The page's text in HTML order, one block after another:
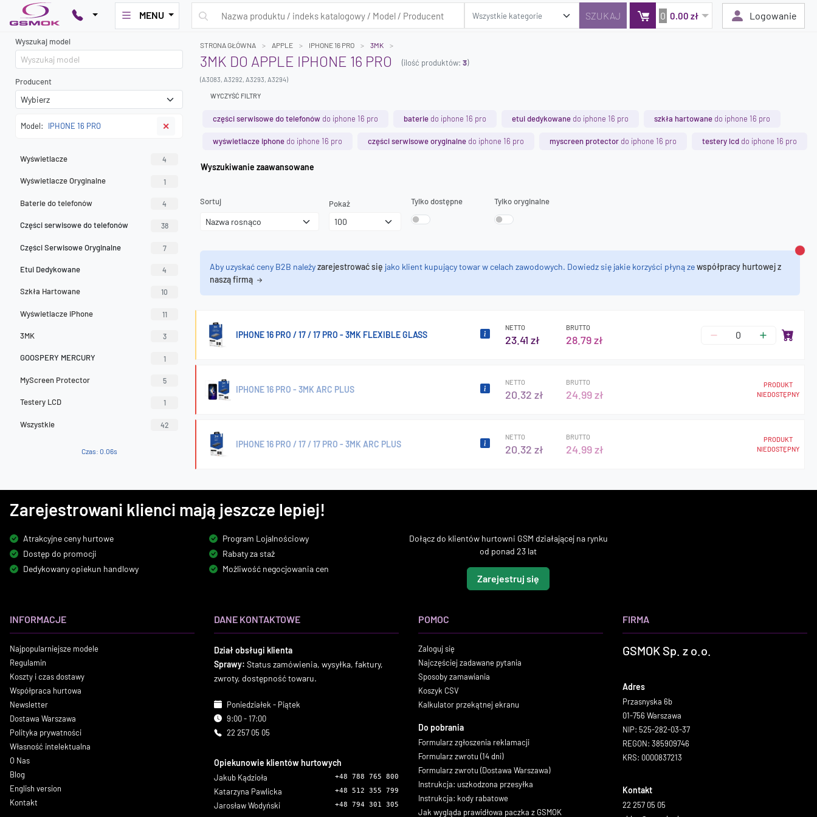
MENU 0 0.00 zł Logowanie
0 zł
Wyszukaj model
Producent
Model: IPHONE 16 PRO ✕
Wyświetlacze 4
Wyświetlacze Oryginalne 1
Baterie do telefonów 4
Części serwisowe do telefonów 38
Części Serwisowe Oryginalne 7
Etui Dedykowane 4
Szkła Hartowane 10
Wyświetlacze iPhone 11
3MK 3
GOOSPERY MERCURY 1
MyScreen Protector 5
Testery LCD 1
Wszystkie 42
Czas: 0.06s
STRONA GŁÓWNA APPLE IPHONE 16 PRO 3MK
3MK DO APPLE IPHONE 16 PRO (ilość produktów: 3)
(A3083, A3292, A3293, A3294)
WYCZYŚĆ FILTRY
części serwisowe do telefonów do iphone 16 pro baterie do iphone 16 pro etui dedykowane do iphone 16 pro szkła hartowane do iphone 16 pro
wyświetlacze iphone do iphone 16 pro części serwisowe oryginalne do iphone 16 pro myscreen protector do iphone 16 pro testery lcd do iphone 16 pro
Wyszukiwanie zaawansowane
Sortuj Pokaż Tylko dostępne Tylko oryginalne
Aby uzyskać ceny B2B należyzarejestrować się jako klient kupujący towar w celach zawodowych. Dowiedz się jakie korzyści płyną zewspółpracy hurtowej z
naszą firmą
IPHONE 16 PRO / 17 / 17 PRO - 3MK FLEXIBLE GLASS
NETTO
23.41 zł
BRUTTO
28.79 zł
IPHONE 16 PRO - 3MK ARC PLUS
NETTO
20.32 zł
BRUTTO
24.99 zł
PRODUKT
NIEDOSTĘPNY
IPHONE 16 PRO / 17 / 17 PRO - 3MK ARC PLUS
NETTO
20.32 zł
BRUTTO
24.99 zł
PRODUKT
NIEDOSTĘPNY
Zarejestrowani klienci mają jeszcze lepiej!
Atrakcyjne ceny hurtowe
Dostęp do promocji
Dedykowany opiekun handlowy
Program Lojalnościowy
Rabaty za staż
Możliwość negocjowania cen
Dołącz do klientów hurtowni GSM działającej na rynku
od ponad 23 lat
Zarejestruj się
INFORMACJE
Najpopularniejsze modele
Regulamin
Koszty i czas dostawy
Współpraca hurtowa
Newsletter
Dostawa Warszawa
Polityka prywatności
Własność intelektualna
O Nas
Blog
English version
Kontakt
DANE KONTAKTOWE
Dział obsługi klienta
Sprawy: Status zamówienia, wysyłka, faktury,
zwroty, dostępność towaru.
Poniedziałek - Piątek
9:00 - 17:00
22 257 05 05
Opiekunowie klientów hurtowych
Jakub Kądzioła +48 788 765 800
Katarzyna Pawlicka +48 512 355 799
Jarosław Wodyński +48 794 301 305
POMOC
Zaloguj się
Najczęściej zadawane pytania
Sposoby zamawiania
Koszyk CSV
Kalkulator przekątnej ekranu
Do pobrania
Formularz zgłoszenia reklamacji
Formularz zwrotu (14 dni)
Formularz zwrotu (Dostawa Warszawa)
Instrukcja: uszkodzona przesyłka
Instrukcja: kody rabatowe
Jak wygląda prawidłowa paczka z GSMOK
FIRMA
GSMOK Sp. z o.o.
Adres
Przasnyska 6b
01-756 Warszawa
NIP: 525-282-03-37
REGON: 385909746
KRS: 0000837213
Kontakt
22 257 05 05